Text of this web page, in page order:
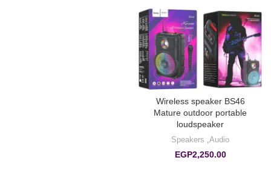
Wireless speaker BS46
Mature outdoor portable
loudspeaker
Audio
Speakers
EGP2,250.00